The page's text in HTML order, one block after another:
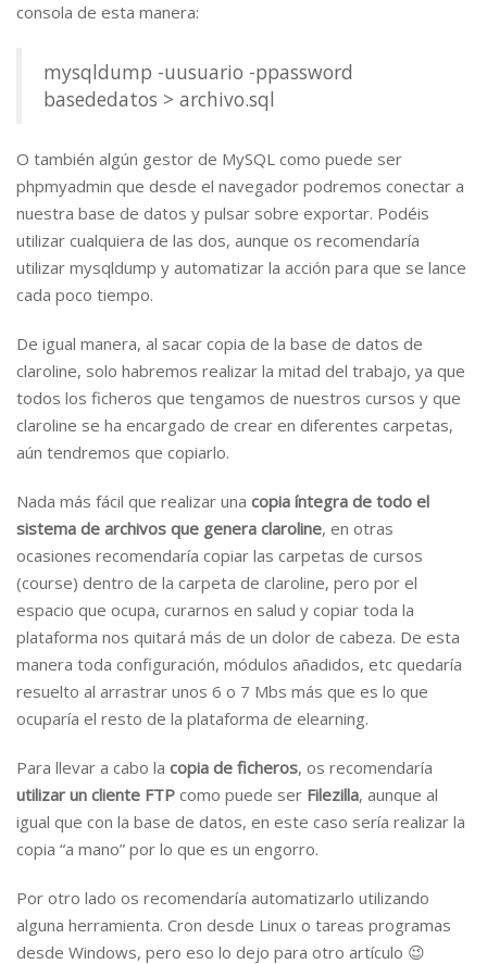
consola de esta manera:
mysqldump -uusuario -ppassword
basededatos > archivo.sql
O también algún gestor de MySQL como puede ser
phpmyadmin que desde el navegador podremos conectar a
nuestra base de datos y pulsar sobre exportar. Podéis
utilizar cualquiera de las dos, aunque os recomendaría
utilizar mysqldump y automatizar la acción para que se lance
cada poco tiempo.
De igual manera, al sacar copia de la base de datos de
claroline, solo habremos realizar la mitad del trabajo, ya que
todos los ficheros que tengamos de nuestros cursos y que
claroline se ha encargado de crear en diferentes carpetas,
aún tendremos que copiarlo.
Nada más fácil que realizar una copia íntegra de todo el
sistema de archivos que genera claroline, en otras
ocasiones recomendaría copiar las carpetas de cursos
(course) dentro de la carpeta de claroline, pero por el
espacio que ocupa, curarnos en salud y copiar toda la
plataforma nos quitará más de un dolor de cabeza. De esta
manera toda configuración, módulos añadidos, etc quedaría
resuelto al arrastrar unos 6 o 7 Mbs más que es lo que
ocuparía el resto de la plataforma de elearning.
Para llevar a cabo la copia de ficheros, os recomendaría
utilizar un cliente FTP como puede ser Filezilla, aunque al
igual que con la base de datos, en este caso sería realizar la
copia “a mano” por lo que es un engorro.
Por otro lado os recomendaría automatizarlo utilizando
alguna herramienta. Cron desde Linux o tareas programas
desde Windows, pero eso lo dejo para otro artículo 😉